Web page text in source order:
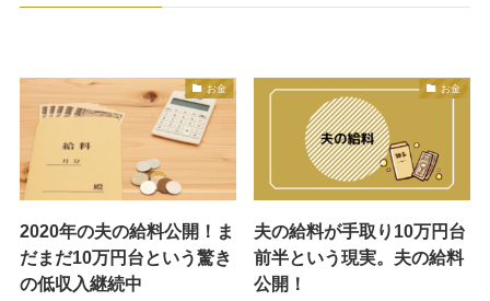
お金
2020年の夫の給料公開！ま
だまだ10万円台という驚き
の低収入継続中
お金
夫の給料が手取り10万円台
前半という現実。夫の給料
公開！